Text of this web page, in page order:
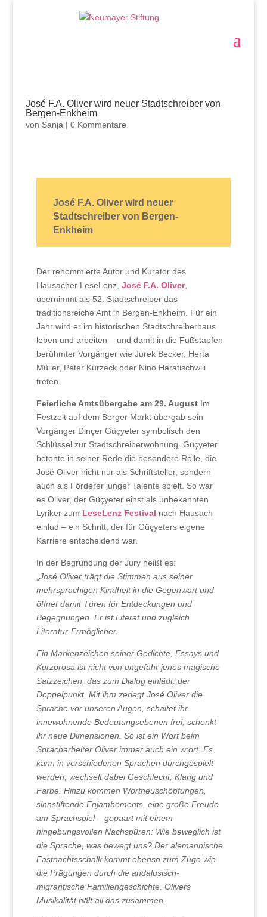
José F.A. Oliver wird neuer Stadtschreiber von
Bergen-Enkheim
von Sanja | 0 Kommentare
José F.A. Oliver wird neuer
Stadtschreiber von Bergen-
Enkheim
Der renommierte Autor und Kurator des
Hausacher LeseLenz, José F.A. Oliver,
übernimmt als 52. Stadtschreiber das
traditionsreiche Amt in Bergen-Enkheim. Für ein
Jahr wird er im historischen Stadtschreiberhaus
leben und arbeiten – und damit in die Fußstapfen
berühmter Vorgänger wie Jurek Becker, Herta
Müller, Peter Kurzeck oder Nino Haratischwili
treten.
Feierliche Amtsübergabe am 29. AugustIm
Festzelt auf dem Berger Markt übergab sein
Vorgänger Dinçer Güçyeter symbolisch den
Schlüssel zur Stadtschreiberwohnung. Güçyeter
betonte in seiner Rede die besondere Rolle, die
José Oliver nicht nur als Schriftsteller, sondern
auch als Förderer junger Talente spielt. So war
es Oliver, der Güçyeter einst als unbekannten
Lyriker zum LeseLenz Festival nach Hausach
einlud – ein Schritt, der für Güçyeters eigene
Karriere entscheidend war.
In der Begründung der Jury heißt es:
José Oliver trägt die Stimmen aus seiner
mehrsprachigen Kindheit in die Gegenwart und
öffnet damit Türen für Entdeckungen und
Begegnungen. Er ist Literat und zugleich
Literatur-Ermöglicher.
Ein Markenzeichen seiner Gedichte, Essays und
Kurzprosa ist nicht von ungefähr jenes magische
Satzzeichen, das zum Dialog einlädt: der
Doppelpunkt. Mit ihm zerlegt José Oliver die
Sprache vor unseren Augen, schaltet ihr
innewohnende Bedeutungsebenen frei, schenkt
ihr neue Dimensionen. So ist ein Wort beim
Spracharbeiter Oliver immer auch ein w:ort. Es
kann in verschiedenen Sprachen durchgespielt
werden, wechselt dabei Geschlecht, Klang und
Farbe. Hinzu kommen Wortneuschöpfungen,
sinnstiftende Enjambements, eine große Freude
am Sprachspiel – gepaart mit einem
hingebungsvollen Nachspüren: Wie beweglich ist
die Sprache, was bewegt uns? Der alemannische
Fastnachtsschalk kommt ebenso zum Zuge wie
die Prägungen durch die andalusisch-
migrantische Familiengeschichte. Olivers
Musikalität hält all das zusammen.